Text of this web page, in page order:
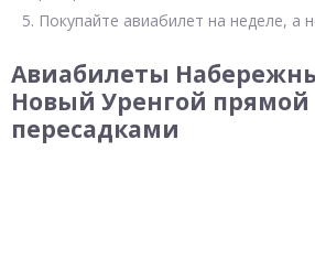
Покупайте авиабилет на неделе, а
Авиабилеты
Новый Уренгой прямой
пересадками